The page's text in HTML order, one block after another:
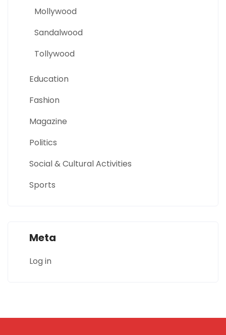
Mollywood
Sandalwood
Tollywood
Education
Fashion
Magazine
Politics
Social & Cultural Activities
Sports
Meta
Log in